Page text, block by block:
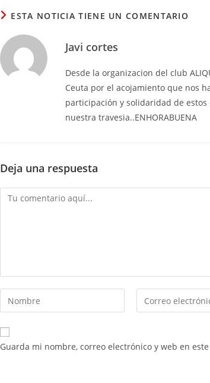
ESTA NOTICIA TIENE UN COMENTARIO
Javi cortes
Desde la organizacion del club
Ceuta por el acojamiento que nos
participación y solidaridad de
nuestra travesia..ENHORABUENA
Deja una respuesta
Guarda mi nombre, correo electrónico y web en